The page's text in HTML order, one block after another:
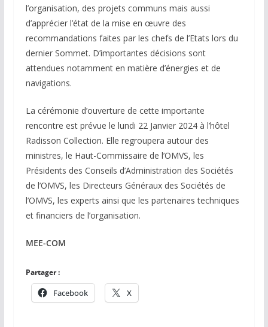
l’organisation, des projets communs mais aussi
d’apprécier l’état de la mise en œuvre des
recommandations faites par les chefs de l’Etats lors du
dernier Sommet. D’importantes décisions sont
attendues notamment en matière d’énergies et de
navigations.
La cérémonie d’ouverture de cette importante
rencontre est prévue le lundi 22 Janvier 2024 à l’hôtel
Radisson Collection. Elle regroupera autour des
ministres, le Haut-Commissaire de l’OMVS, les
Présidents des Conseils d’Administration des Sociétés
de l’OMVS, les Directeurs Généraux des Sociétés de
l’OMVS, les experts ainsi que les partenaires techniques
et financiers de l’organisation.
MEE-COM
Partager :
Facebook X